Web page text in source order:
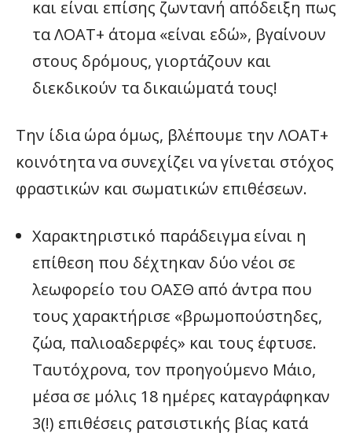
και είναι επίσης ζωντανή απόδειξη πως
τα ΛΟΑΤ+ άτομα «είναι εδώ», βγαίνουν
στους δρόμους, γιορτάζουν και
διεκδικούν τα δικαιώματά τους!
Την ίδια ώρα όμως, βλέπουμε την ΛΟΑΤ+
κοινότητα να συνεχίζει να γίνεται στόχος
φραστικών και σωματικών επιθέσεων.
Χαρακτηριστικό παράδειγμα είναι η
επίθεση που δέχτηκαν δύο νέοι σε
λεωφορείο του ΟΑΣΘ από άντρα που
τους χαρακτήρισε «βρωμοπούστηδες,
ζώα, παλιοαδερφές» και τους έφτυσε.
Ταυτόχρονα, τον προηγούμενο Μάιο,
μέσα σε μόλις 18 ημέρες καταγράφηκαν
3(!) επιθέσεις ρατσιστικής βίας κατά